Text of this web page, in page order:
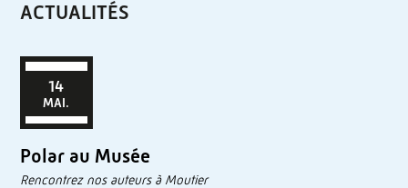
ACTUALITÉS
14
MAI.
Polar au Musée
Rencontrez nos auteurs à Moutier